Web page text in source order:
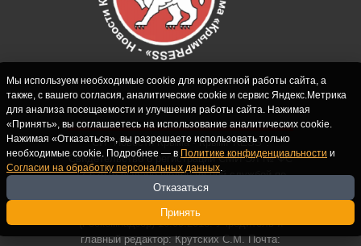
СИ "Новости Крыма - КрымPRESS".
Свидетельство о регистрации СМИ ЭЛ № ФС
77-62916 выдано Федеральной службой по
надзору в сфере связи, информационных
технологий и массовых коммуникаций
(Роскомнадзор) 10.09.2015. Учредитель и
главный редактор: Крутских С.М. Почта:
Мы используем необходимые cookie для корректной работы сайта, а
также, с вашего согласия, аналитические cookie и сервис Яндекс.Метрика
для анализа посещаемости и улучшения работы сайта. Нажимая
«Принять», вы соглашаетесь на использование аналитических cookie.
Нажимая «Отказаться», вы разрешаете использовать только
необходимые cookie. Подробнее — в Политике конфиденциальности и
Согласии на обработку персональных данных.
Отказаться
Принять